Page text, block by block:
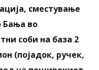
сместување
Бања во
соби на база 2
(појадок, ручек,